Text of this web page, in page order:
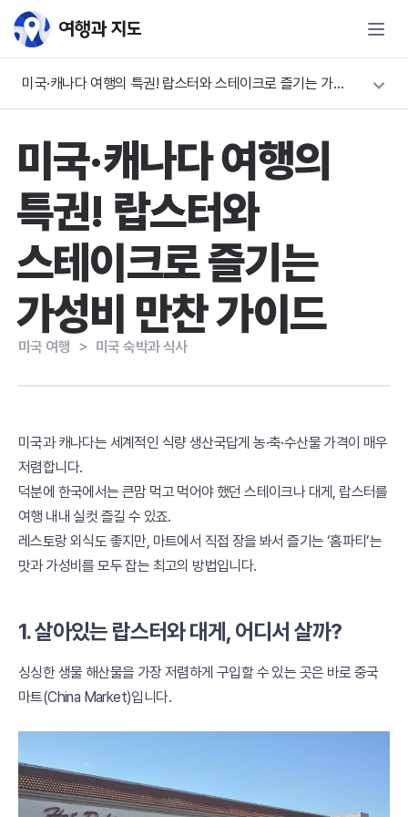
미국·캐나다 여행의 특권! 랍스터와 스테이크로 즐기는 가성비 만찬 가이드
미국·캐나다 여행의
특권! 랍스터와
스테이크로 즐기는
가성비 만찬 가이드
미국 여행 ＞ 미국 숙박과 식사
미국과 캐나다는 세계적인 식량 생산국답게 농·축·수산물 가격이 매우
저렴합니다.
덕분에 한국에서는 큰맘 먹고 먹어야 했던 스테이크나 대게, 랍스터를
여행 내내 실컷 즐길 수 있죠.
레스토랑 외식도 좋지만, 마트에서 직접 장을 봐서 즐기는 ‘홈파티’는
맛과 가성비를 모두 잡는 최고의 방법입니다.
1. 살아있는 랍스터와 대게, 어디서 살까?
싱싱한 생물 해산물을 가장 저렴하게 구입할 수 있는 곳은 바로 중국
마트(China Market)입니다.